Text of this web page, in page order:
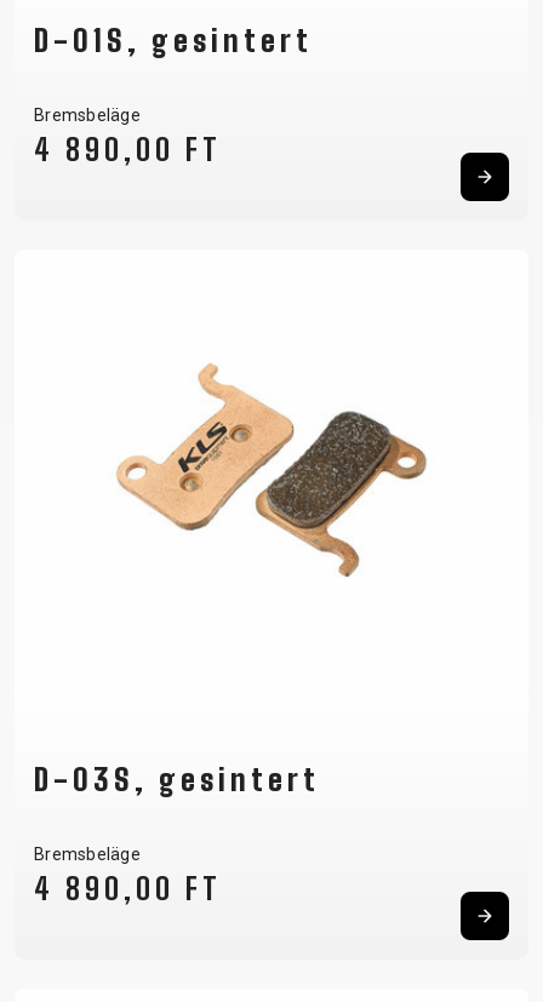
D-01S, gesintert
Bremsbeläge
4 890,00 FT
D-03S, gesintert
Bremsbeläge
4 890,00 FT